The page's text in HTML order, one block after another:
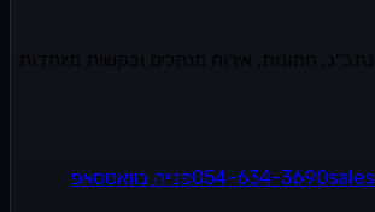
נתב״ג, חתונות, אירוח מנהלים ובקשות מיוחדות
054-634-3690פנייה בוואטסאפ